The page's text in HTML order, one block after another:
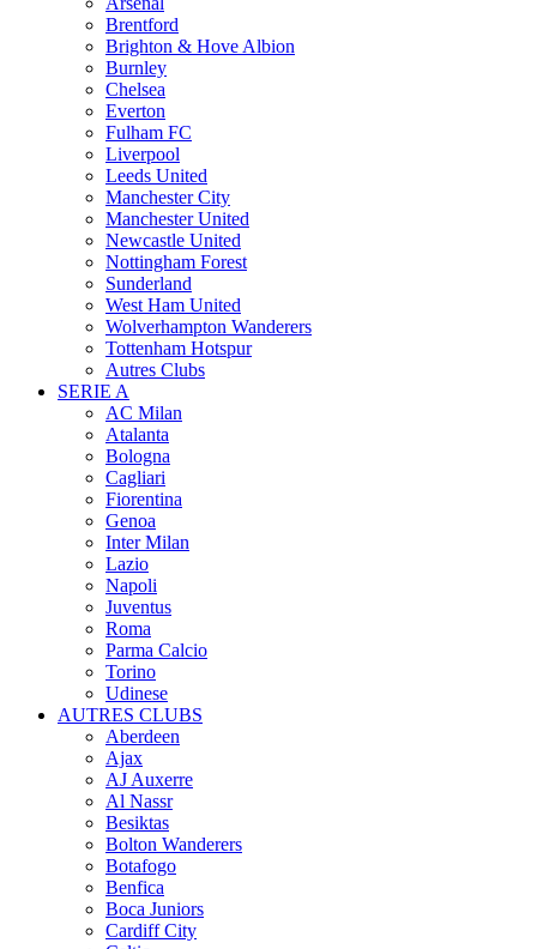
Brentford
Brighton & Hove Albion
Burnley
Chelsea
Everton
Fulham FC
Liverpool
Leeds United
Manchester City
Manchester United
Newcastle United
Nottingham Forest
Sunderland
West Ham United
Wolverhampton Wanderers
Tottenham Hotspur
Autres Clubs
SERIE A
AC Milan
Atalanta
Bologna
Cagliari
Fiorentina
Genoa
Inter Milan
Lazio
Napoli
Juventus
Roma
Parma Calcio
Torino
Udinese
AUTRES CLUBS
Aberdeen
Ajax
AJ Auxerre
Al Nassr
Besiktas
Bolton Wanderers
Botafogo
Benfica
Boca Juniors
Cardiff City